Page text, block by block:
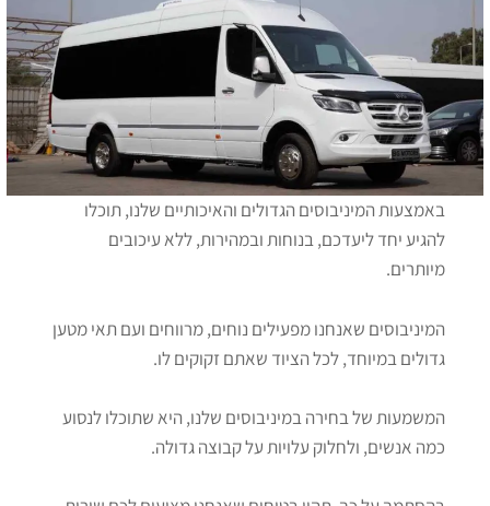
באמצעות המיניבוסים הגדולים והאיכותיים שלנו, תוכלו
להגיע יחד ליעדכם, בנוחות ובמהירות, ללא עיכובים
מיותרים.
המיניבוסים שאנחנו מפעילים נוחים, מרווחים ועם תאי מטען
גדולים במיוחד, לכל הציוד שאתם זקוקים לו.
המשמעות של בחירה במיניבוסים שלנו, היא שתוכלו לנסוע
כמה אנשים, ולחלוק עלויות על קבוצה גדולה.